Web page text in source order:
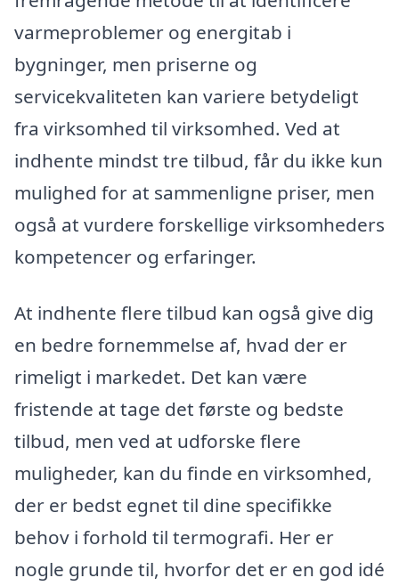
varmeproblemer og energitab i
bygninger, men priserne og
servicekvaliteten kan variere betydeligt
fra virksomhed til virksomhed. Ved at
indhente mindst tre tilbud, får du ikke kun
mulighed for at sammenligne priser, men
også at vurdere forskellige virksomheders
kompetencer og erfaringer.
At indhente flere tilbud kan også give dig
en bedre fornemmelse af, hvad der er
rimeligt i markedet. Det kan være
fristende at tage det første og bedste
tilbud, men ved at udforske flere
muligheder, kan du finde en virksomhed,
der er bedst egnet til dine specifikke
behov i forhold til termografi. Her er
nogle grunde til, hvorfor det er en god idé